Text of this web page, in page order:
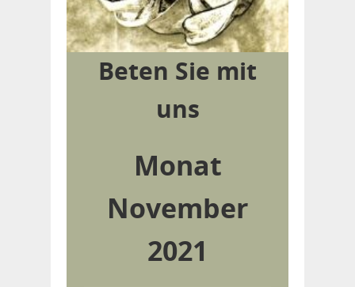
Beten Sie mit
uns
Monat
November
2021